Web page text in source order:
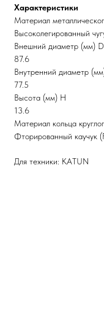
Характеристики
Материал
Высоколегированный
Внешний диаметр (мм)
87.6
Внутренний диаметр
77.5
Высота (мм) H
13.6
Материал кольца
Фторированный каучук
Для техники: KATUN